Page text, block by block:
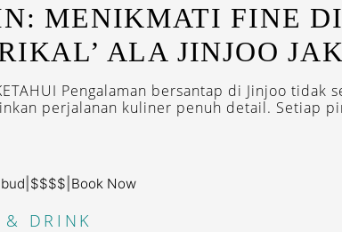
MENIKMATI FINE
ALA JINJOO
Pengalaman bersantap di Jinjoo tidak
perjalanan kuliner penuh detail. Setiap
$$$$ Book Now
& DRINK